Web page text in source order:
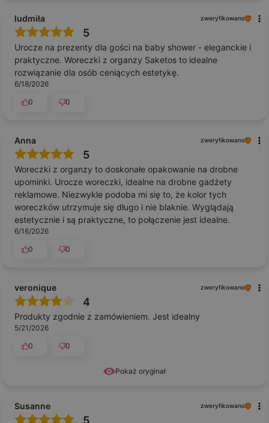
ludmiła zweryfikowano
5
Urocze na prezenty dla gości na baby shower - eleganckie i
praktyczne. Woreczki z organzy Saketos to idealne
rozwiązanie dla osób ceniących estetykę.
6/18/2026
0
0
Anna zweryfikowano
5
Woreczki z organzy to doskonałe opakowanie na drobne
upominki. Urocze woreczki, idealne na drobne gadżety
reklamowe. Niezwykle podoba mi się to, że kolor tych
woreczków utrzymuje się długo i nie blaknie. Wyglądają
estetycznie i są praktyczne, to połączenie jest idealne.
6/16/2026
0
0
Pokaż oryginał
veronique zweryfikowano
4
Produkty zgodnie z zamówieniem. Jest idealny
5/21/2026
0
0
Susanne zweryfikowano